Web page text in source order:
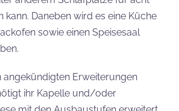
kann. Daneben wird es eine Küche
sowie einen Speisesaal
angekündigten Erweiterungen
ihr Kapelle und/oder